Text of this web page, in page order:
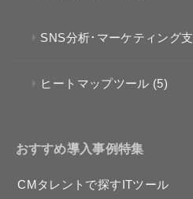
SNS分析･マーケティング
ヒートマップツール (5)
おすすめ導入事例特集
CMタレントで探すITツール